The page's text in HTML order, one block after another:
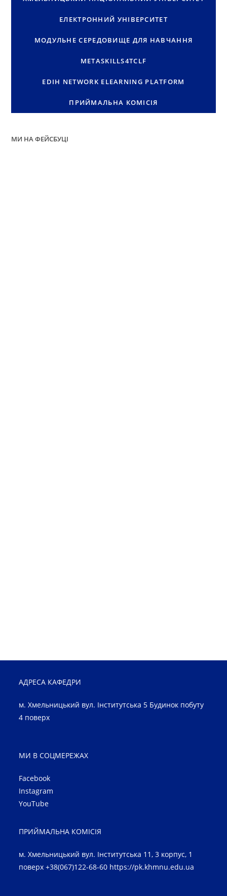
ЕЛЕКТРОННИЙ УНІВЕРСИТЕТ
МОДУЛЬНЕ СЕРЕДОВИЩЕ ДЛЯ НАВЧАННЯ
METASKILLS4TCLF
EDIH NETWORK ELEARNING PLATFORM
ПРИЙМАЛЬНА КОМІСІЯ
МИ НА ФЕЙСБУЦІ
АДРЕСА КАФЕДРИ
м. Хмельницький вул. Інститутська 5 Будинок побуту
4 поверх
МИ В СОЦМЕРЕЖАХ
Facebook
Instagram
YouTube
ПРИЙМАЛЬНА КОМІСІЯ
м. Хмельницький вул. Інститутська 11, 3 корпус, 1
поверх +38(067)122-68-60 https://pk.khmnu.edu.ua